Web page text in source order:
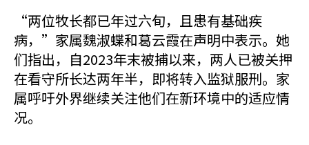
“两位牧长都已年过六旬，且患有基础疾
病，”家属魏淑蝶和葛云霞在声明中表示。她
们指出，自2023年末被捕以来，两人已被关押
在看守所长达两年半，即将转入监狱服刑。家
属呼吁外界继续关注他们在新环境中的适应情
况。